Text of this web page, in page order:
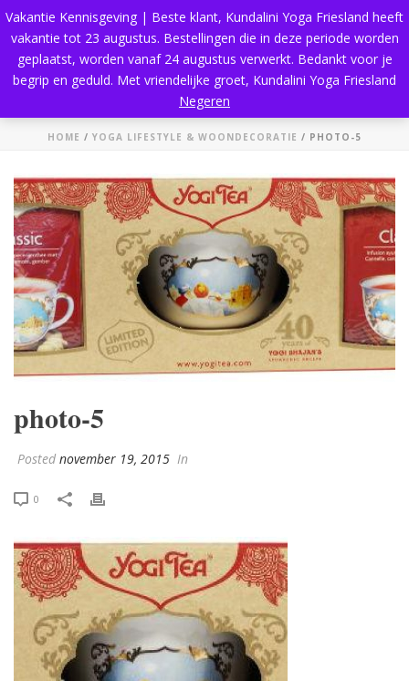
HOME / YOGA LIFESTYLE & WOONDECORATIE / PHOTO-5
photo-5
Posted november 19, 2015 In
0
Vakantie Kennisgeving | Beste klant, Kundalini Yoga Friesland heeft
vakantie tot 23 augustus. Bestellingen die in deze periode worden
geplaatst, worden vanaf 24 augustus verwerkt. Bedankt voor je
begrip en geduld. Met vriendelijke groet, Kundalini Yoga Friesland
Negeren